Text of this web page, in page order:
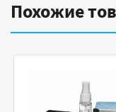
Похожие